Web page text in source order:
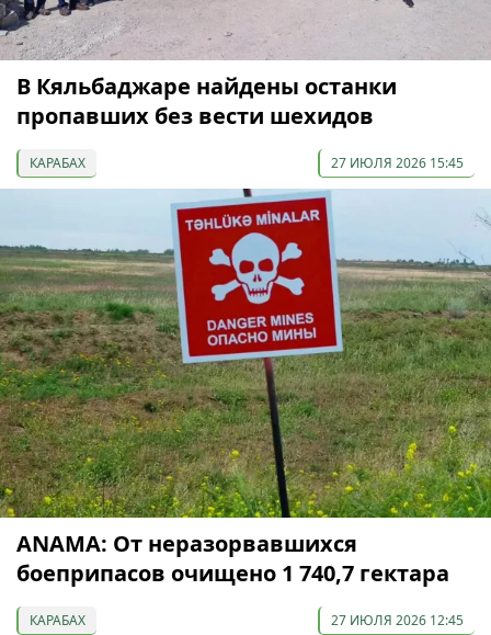
В Кяльбаджаре найдены останки
пропавших без вести шехидов
КАРАБАХ 27 ИЮЛЯ 2026 15:45
ANAMA: От неразорвавшихся
боеприпасов очищено 1 740,7 гектара
КАРАБАХ 27 ИЮЛЯ 2026 12:45